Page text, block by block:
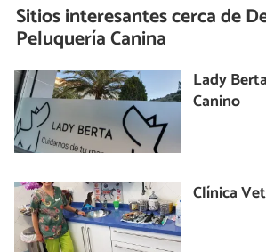
Sitios interesantes cerca de
Peluquería Canina
Lady
Canino
Clínica